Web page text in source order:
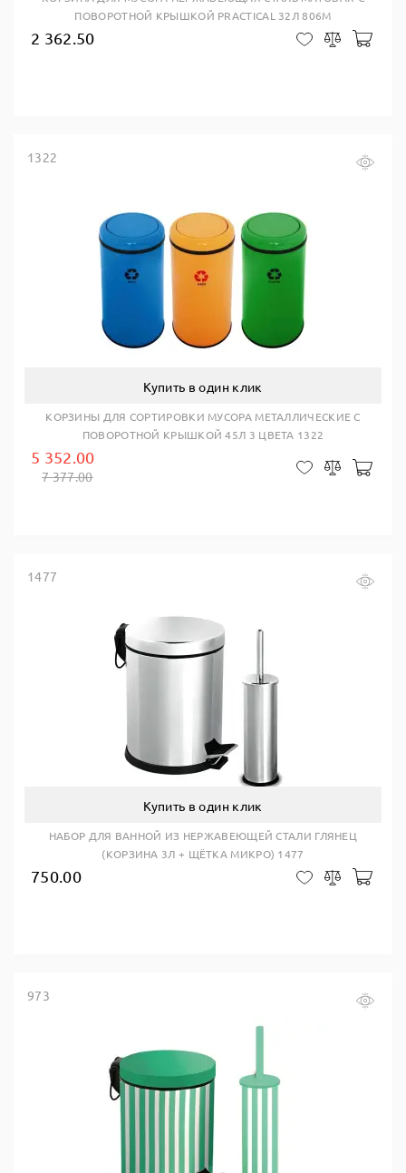
ПОВОРОТНОЙ КРЫШКОЙ PRACTICAL 32Л 806M
2 362.50 В закладки
Сравнить
1322
Купить в один клик
КОРЗИНЫ ДЛЯ СОРТИРОВКИ МУСОРА МЕТАЛЛИЧЕСКИЕ С
ПОВОРОТНОЙ КРЫШКОЙ 45Л 3 ЦВЕТА 1322
5 352.00
7 377.00
В закладки
Сравнить
1477
Купить в один клик
НАБОР ДЛЯ ВАННОЙ ИЗ НЕРЖАВЕЮЩЕЙ СТАЛИ ГЛЯНЕЦ
(КОРЗИНА 3Л + ЩЁТКА МИКРО) 1477
750.00 В закладки
Сравнить
973